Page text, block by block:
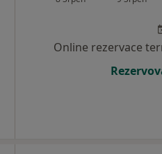
Online rezervace